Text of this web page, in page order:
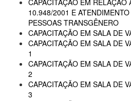
CAPACITAÇÃO EM RELAÇÃO
10.948/2001 E
PESSOAS TRANSGÊNERO
CAPACITAÇÃO EM SALA DE
CAPACITAÇÃO EM SALA DE
1
CAPACITAÇÃO EM SALA DE
2
CAPACITAÇÃO EM SALA DE
3